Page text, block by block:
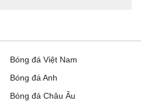
Bóng đá Việt Nam
Bóng đá Anh
Bóng đá Châu Âu